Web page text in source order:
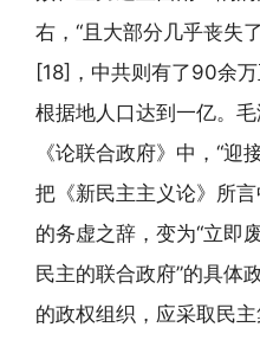
右，“且大部分几乎丧失
[18]，中共则有了90余
根据地人口达到一亿。
《论联合政府》中，“迎
把《新民主主义论》所
的务虚之辞，变为“立即
民主的联合政府”的具体
的政权组织，应采取民